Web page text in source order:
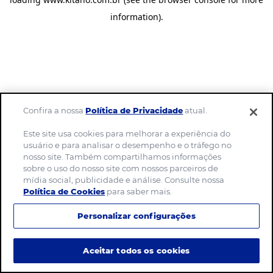
information).
Confira a nossaPolítica de Privacidadeatual.
Este site usa cookies para melhorar a experiência do
usuário e para analisar o desempenho e o tráfego no
nosso site. Também compartilhamos informações
sobre o uso do nosso site com nossos parceiros de
mídia social, publicidade e análise. Consulte nossa
Política de Cookies para saber mais.
Personalizar configurações
Aceitar todos os cookies